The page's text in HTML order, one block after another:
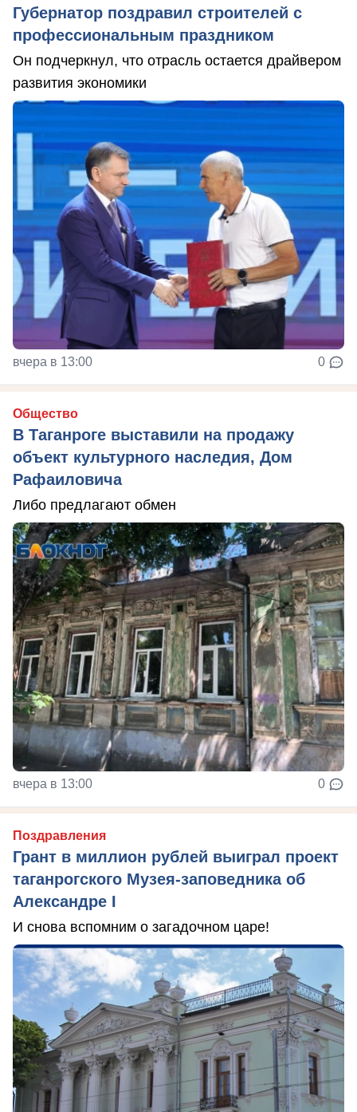
Губернатор поздравил строителей с
профессиональным праздником
Он подчеркнул, что отрасль остается драйвером
развития экономики
вчера в 13:00 0
Общество
В Таганроге выставили на продажу
объект культурного наследия, Дом
Рафаиловича
Либо предлагают обмен
вчера в 13:00 0
Поздравления
Грант в миллион рублей выиграл проект
таганрогского Музея-заповедника об
Александре I
И снова вспомним о загадочном царе!